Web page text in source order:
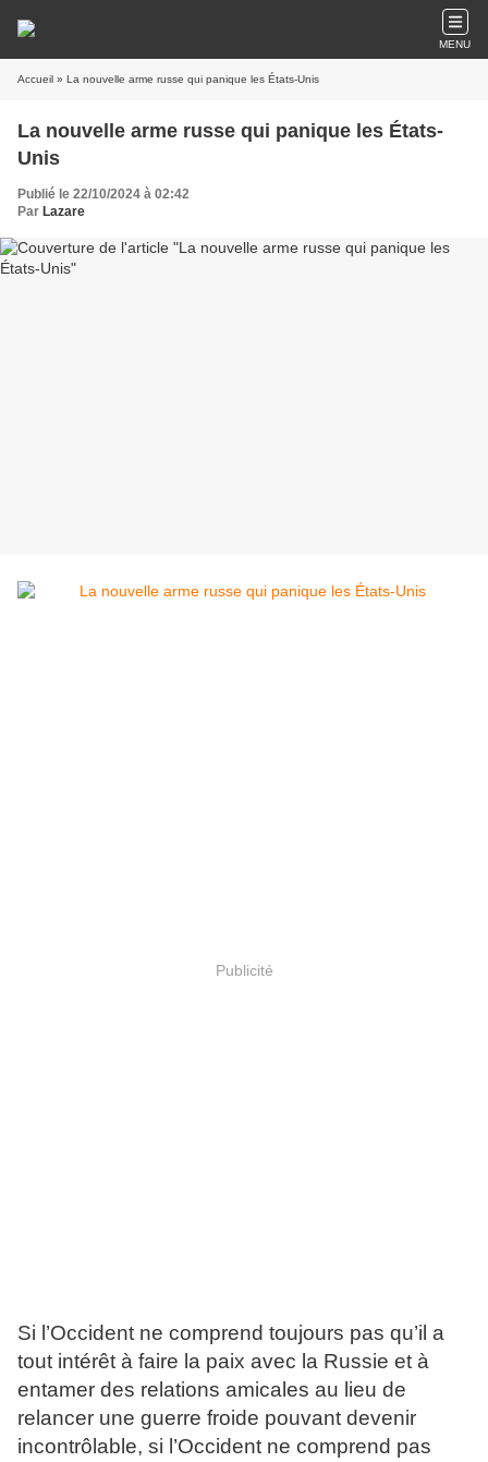
MENU
Accueil » La nouvelle arme russe qui panique les États-Unis
La nouvelle arme russe qui panique les États-
Unis
Publié le 22/10/2024 à 02:42
Par Lazare
Publicité
Si l’Occident ne comprend toujours pas qu’il a
tout intérêt à faire la paix avec la Russie et à
entamer des relations amicales au lieu de
relancer une guerre froide pouvant devenir
incontrôlable, si l’Occident ne comprend pas